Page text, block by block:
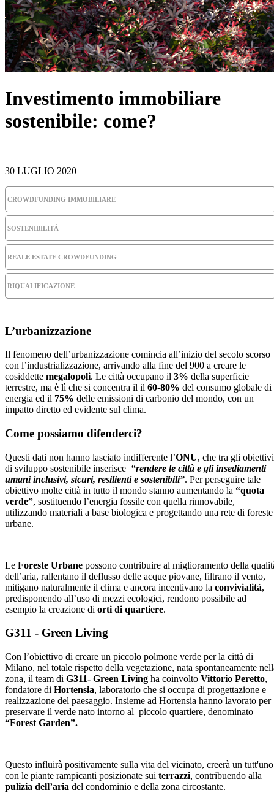
Investimento immobiliare
sostenibile: come?
30 LUGLIO 2020
CROWDFUNDING IMMOBILIARE
SOSTENIBILITÀ
REALE ESTATE CROWDFUNDING
RIQUALIFICAZIONE
L’urbanizzazione
Il fenomeno dell’urbanizzazione comincia all’inizio del secolo scorso
con l’industrializzazione, arrivando alla fine del 900 a creare le
cosiddette megalopoli. Le città occupano il 3% della superficie
terrestre, ma è lì che si concentra il il 60-80% del consumo globale di
energia ed il 75% delle emissioni di carbonio del mondo, con un
impatto diretto ed evidente sul clima.
Come possiamo difenderci?
Questi dati non hanno lasciato indifferente l’ONU, che tra gli obiettivi
di sviluppo sostenibile inserisce “rendere le città e gli insediamenti
umani inclusivi, sicuri, resilienti e sostenibili”. Per perseguire tale
obiettivo molte città in tutto il mondo stanno aumentando la “quota
verde”, sostituendo l’energia fossile con quella rinnovabile,
utilizzando materiali a base biologica e progettando una rete di foreste
urbane.
Le Foreste Urbane possono contribuire al miglioramento della
dell’aria, rallentano il deflusso delle acque piovane, filtrano il vento,
mitigano naturalmente il clima e ancora incentivano la convivialità,
predisponendo all’uso di mezzi ecologici, rendono possibile ad
esempio la creazione di orti di quartiere.
G311 - Green Living
Con l’obiettivo di creare un piccolo polmone verde per la città di
Milano, nel totale rispetto della vegetazione, nata spontaneamente
zona, il team di G311- Green Living ha coinvolto Vittorio Peretto,
fondatore di Hortensia, laboratorio che si occupa di progettazione e
realizzazione del paesaggio. Insieme ad Hortensia hanno lavorato per
preservare il verde nato intorno al piccolo quartiere, denominato
“Forest Garden”.
Questo influirà positivamente sulla vita del vicinato, creerà un tutt'uno
con le piante rampicanti posizionate sui terrazzi, contribuendo alla
pulizia dell’aria del condominio e della zona circostante.